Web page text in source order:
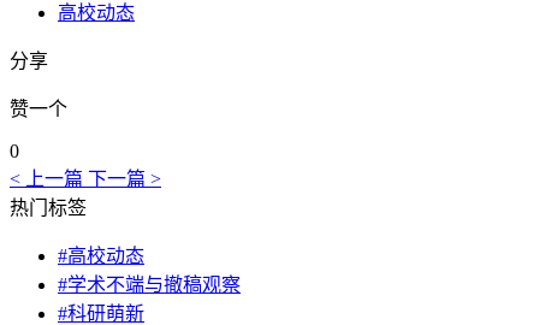
高校动态
分享
赞一个
0
< 上一篇 下一篇 >
热门标签
#高校动态
#学术不端与撤稿观察
#科研萌新